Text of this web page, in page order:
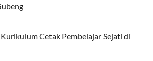
Cetak Pembelajar Sejati di